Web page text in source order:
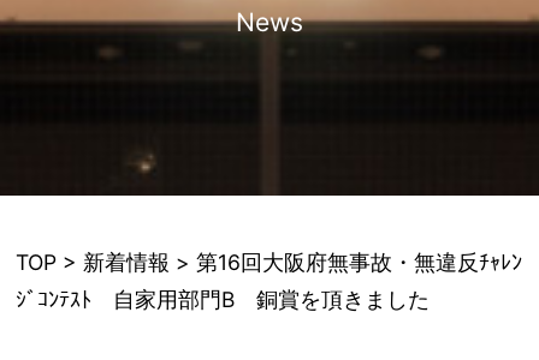
News
TOP > 新着情報 > 第16回大阪府無事故・無違反ﾁｬﾚﾝ
ｼﾞｺﾝﾃｽﾄ 自家用部門B 銅賞を頂きました